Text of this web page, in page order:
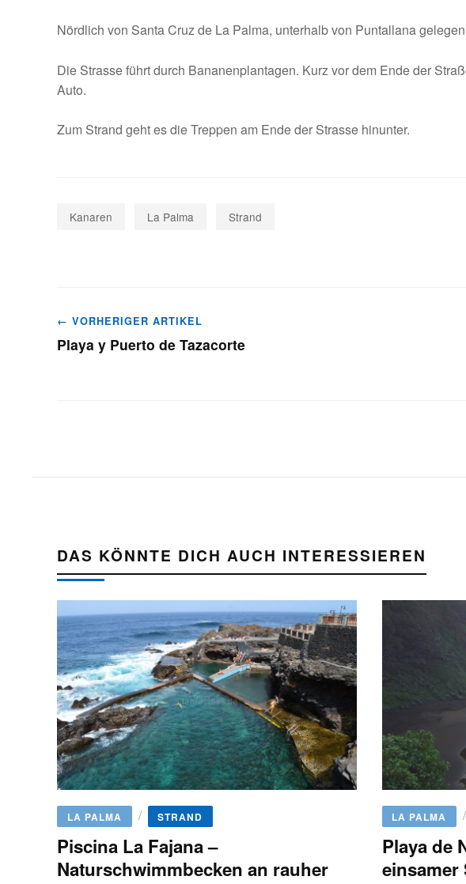
Nördlich von Santa Cruz de La Palma, unterhalb von Puntallana
Die Strasse führt durch Bananenplantagen. Kurz vor dem Ende der
Auto.
Zum Strand geht es die Treppen am Ende der Strasse hinunter.
Kanaren La Palma Strand
Beitragsnavigation
← VORHERIGER ARTIKEL
Playa y Puerto de Tazacorte
DAS KÖNNTE DICH AUCH INTERESSIEREN
LA PALMA / STRAND
Piscina La Fajana –
Naturschwimmbecken an rauher
LA PALMA /
Playa de
einsamer